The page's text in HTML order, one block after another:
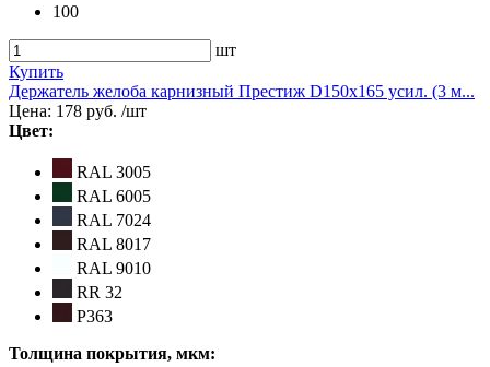
100
шт
Купить
Держатель желоба карнизный Престиж D150х165 усил. (3 м...
Цена: 178 руб. /шт
Цвет:
RAL 3005
RAL 6005
RAL 7024
RAL 8017
RAL 9010
RR 32
Р363
Толщина покрытия, мкм: